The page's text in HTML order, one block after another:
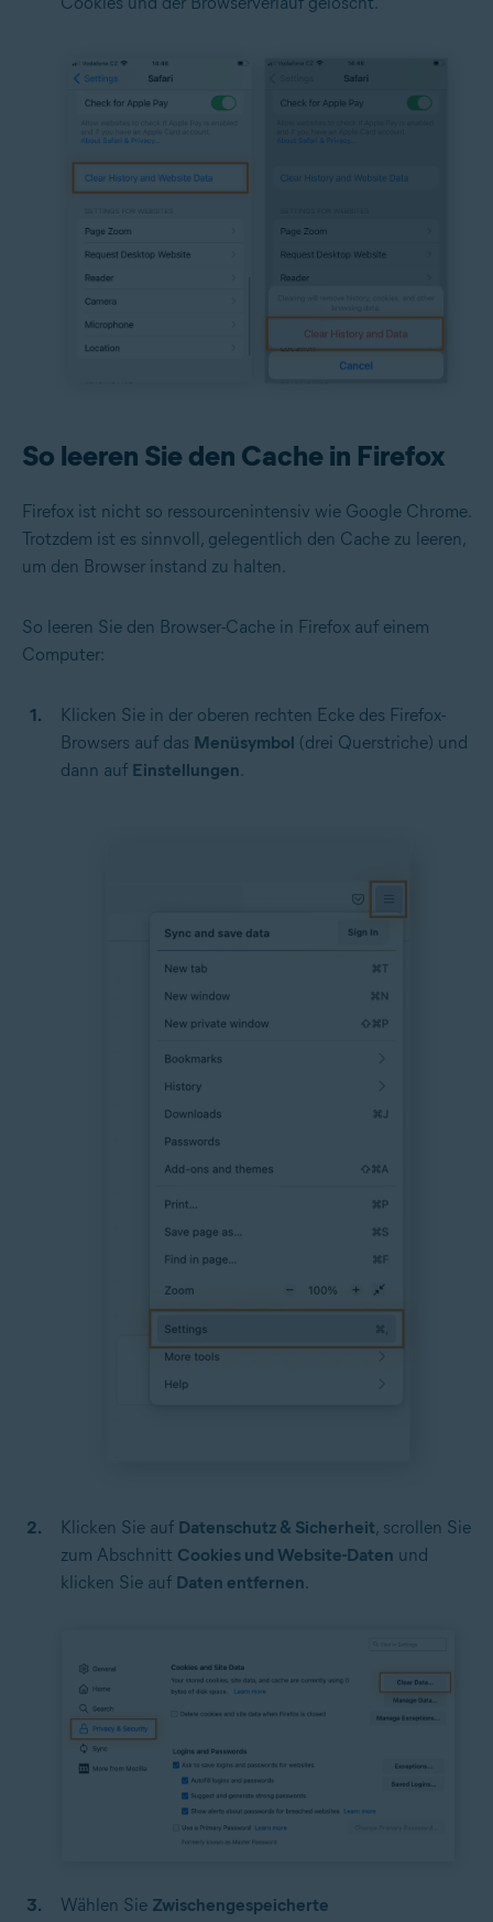
So leeren Sie den Cache in Firefox
Firefox ist nicht so ressourcenintensiv wie Google Chrome.
Trotzdem ist es sinnvoll, gelegentlich den Cache zu leeren,
um den Browser instand zu halten.
So leeren Sie den Browser-Cache in Firefox auf einem
Computer:
Klicken Sie in der oberen rechten Ecke des Firefox-
Browsers auf das Menüsymbol (drei Querstriche) und
dann auf Einstellungen.
Klicken Sie auf Datenschutz & Sicherheit, scrollen Sie
zum Abschnitt Cookies und Website-Daten und
klicken Sie auf Daten entfernen.
Wählen Sie Zwischengespeicherte